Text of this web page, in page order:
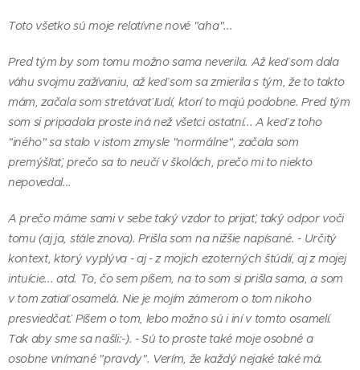
Toto všetko sú moje relatívne nové "aha"...
Pred tým by som tomu možno sama neverila. Až keď som dala
váhu svojmu zažívaniu, až keď som sa zmierila s tým, že to takto
mám, začala som stretávať ľudí, ktorí to majú podobne. Pred tým
som si pripadala proste iná než všetci ostatní... A keď z toho
"iného" sa stalo v istom zmysle "normálne", začala som
premýšľať, prečo sa to neučí v školách, prečo mi to niekto
nepovedal...
A prečo máme sami v sebe taký vzdor to prijať, taký odpor voči
tomu (aj ja, stále znova). Prišla som na nižšie napísané. - Určitý
kontext, ktorý vyplýva - aj - z mojich ezoterných štúdií, aj z mojej
intuície... atd. To, čo sem píšem, na to som si prišla sama, a som
v tom zatiaľ osamelá. Nie je mojím zámerom o tom nikoho
presviedčať. Píšem o tom, lebo možno sú i iní v tomto osamelí.
Tak aby sme sa našli:-). - Sú to proste také moje osobné a
osobne vnímané "pravdy". Verím, že každý nejaké také má.